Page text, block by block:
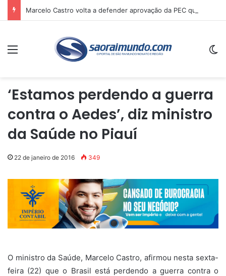
Menu
‘Estamos perdendo a guerra
contra o Aedes’, diz ministro
da Saúde no Piauí
22 de janeiro de 2016 349
O ministro da Saúde, Marcelo Castro, afirmou nesta sexta-
feira (22) que o Brasil está perdendo a guerra contra o